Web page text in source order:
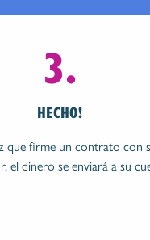
3.
HECHO!
que firme un contrato con
el dinero se enviará a su